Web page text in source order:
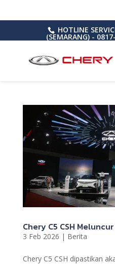
HOTLINE
(SEMARANG) -
Chery C5 CSH
3 Feb 2026 | Berita
Chery C5 CSH dipastikan